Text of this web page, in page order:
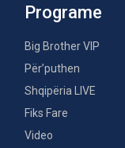
Programe
Big Brother VIP
Për’puthen
Shqipëria LIVE
Fiks Fare
Video